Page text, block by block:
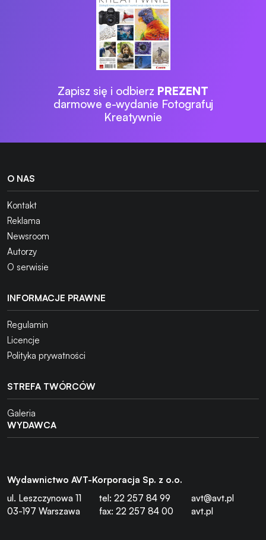
Zapisz się i odbierz PREZENT
darmowe e-wydanie Fotografuj
Kreatywnie
O NAS
Kontakt
Reklama
Newsroom
Autorzy
O serwisie
INFORMACJE PRAWNE
Regulamin
Licencje
Polityka prywatności
STREFA TWÓRCÓW
Galeria
WYDAWCA
Wydawnictwo AVT-Korporacja Sp. z o.o.
ul. Leszczynowa 11
03-197 Warszawa
tel: 22 257 84 99
fax: 22 257 84 00
avt@avt.pl
avt.pl